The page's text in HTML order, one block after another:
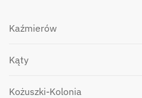
Kaźmierów
Kąty
Kożuszki-Kolonia